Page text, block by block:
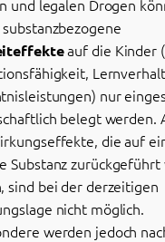
und legalen Drogen
auf die Kinder
nur
belegt werden.
die auf
Substanz
sind bei der derzeitigen
nicht möglich.
werden jedoch